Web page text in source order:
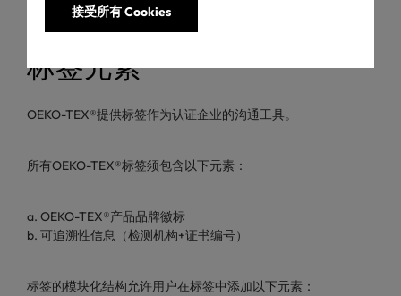
接受所有 Cookies
标签元素
OEKO-TEX®提供标签作为认证企业的沟通工具。
所有OEKO-TEX®标签须包含以下元素：
a. OEKO-TEX®产品品牌徽标
b. 可追溯性信息（检测机构+证书编号）
标签的模块化结构允许用户在标签中添加以下元素：